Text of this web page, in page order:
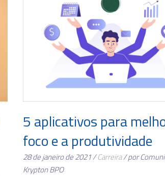
5 aplicativos para
foco e a produtividade
28 de janeiro de 2021 /Carreira/ por
Krypton BPO